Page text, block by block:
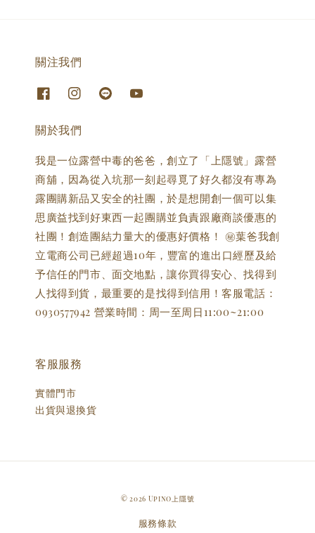
關注我們
關於我們
我是一位露營中毒的爸爸，創立了「上隱號」露營
商舖，因為從入坑那一刻起尋覓了好久都沒有專為
露團購新品又安全的社團，於是想開創一個可以集
思廣益找到好東西一起團購並負責跟廠商談優惠的
社團！創造團結力量大的優惠好價格！ ㊙️葉爸我創
立電商公司已經超過10年，豐富的進出口經歷及給
予信任的門市、面交地點，讓你買得安心、找得到
人找得到貨，最重要的是找得到信用！客服電話：
0930577942 營業時間：周一至周日11:00~21:00
客服服務
實體門市
出貨與退換貨
© 2026 Upino上隱號
服務條款